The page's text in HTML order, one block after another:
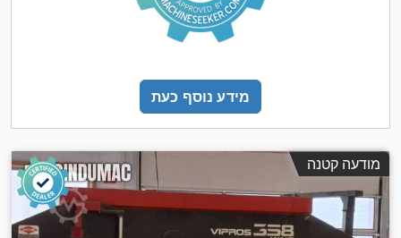
מידע נוסף כעת
מודעה קטנה